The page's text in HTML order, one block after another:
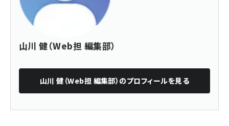
山川 健（Web担 編集部）
山川 健（Web担 編集部） のプロフィールを見る